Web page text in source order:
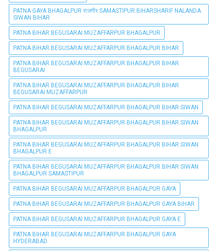
PATNA GAYA BHAGALPUR राजगीर SAMASTIPUR BIHARSHARIF NALANDA
SIWAN BIHAR
PATNA BIHAR BEGUSARAI MUZAFFARPUR BHAGALPUR
PATNA BIHAR BEGUSARAI MUZAFFARPUR BHAGALPUR BIHAR
PATNA BIHAR BEGUSARAI MUZAFFARPUR BHAGALPUR BIHAR
BEGUSARAI
PATNA BIHAR BEGUSARAI MUZAFFARPUR BHAGALPUR BIHAR
BEGUSARAI MUZAFFARPUR
PATNA BIHAR BEGUSARAI MUZAFFARPUR BHAGALPUR BIHAR SIWAN
PATNA BIHAR BEGUSARAI MUZAFFARPUR BHAGALPUR BIHAR SIWAN
BHAGALPUR
PATNA BIHAR BEGUSARAI MUZAFFARPUR BHAGALPUR BIHAR SIWAN
BHAGALPUR E
PATNA BIHAR BEGUSARAI MUZAFFARPUR BHAGALPUR BIHAR SIWAN
BHAGALPUR SAMASTIPUR
PATNA BIHAR BEGUSARAI MUZAFFARPUR BHAGALPUR GAYA
PATNA BIHAR BEGUSARAI MUZAFFARPUR BHAGALPUR GAYA BIHAR
PATNA BIHAR BEGUSARAI MUZAFFARPUR BHAGALPUR GAYA E
PATNA BIHAR BEGUSARAI MUZAFFARPUR BHAGALPUR GAYA
HYDERABAD